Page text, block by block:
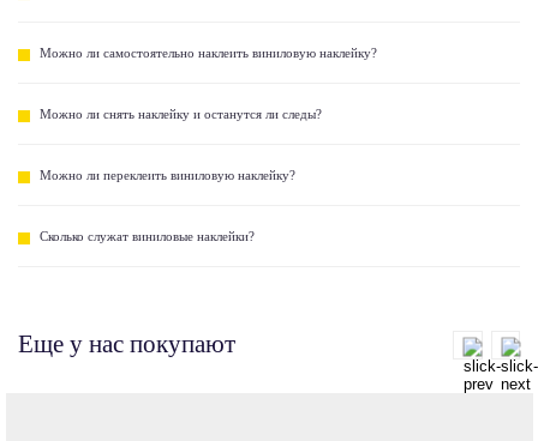
Можно ли самостоятельно наклеить виниловую наклейку?
Можно ли снять наклейку и останутся ли следы?
Можно ли переклеить виниловую наклейку?
Сколько служат виниловые наклейки?
Еще у нас покупают